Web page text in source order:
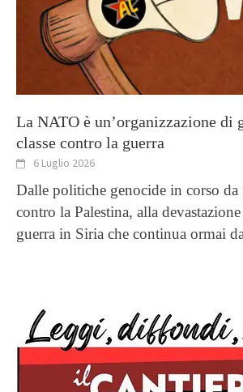
La NATO è un’organizzazione di
classe contro la guerra
6 Luglio 2026
Dalle politiche genocide in corso da
contro la Palestina, alla devastazione
guerra in Siria che continua ormai